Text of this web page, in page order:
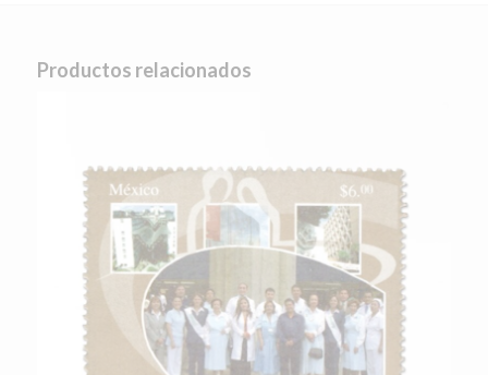
Productos relacionados